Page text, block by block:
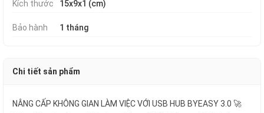
Kích thước 15x9x1 (cm)
Bảo hành 1 tháng
Chi tiết sản phẩm
NÂNG CẤP KHÔNG GIAN LÀM VIỆC VỚI USB HUB BYEASY 3.0 🚀